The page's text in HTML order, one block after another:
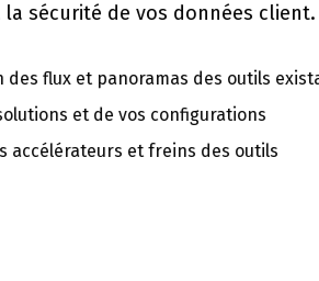
client.
des outils existants
des outils